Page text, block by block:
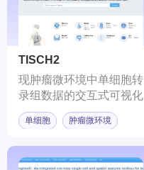
TISCH2
现肿瘤微环境中单细胞转
录组数据的交互式可视化
单细胞 肿瘤微环境